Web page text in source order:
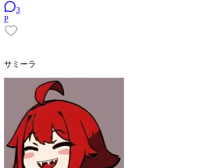
3
P
サミーラ